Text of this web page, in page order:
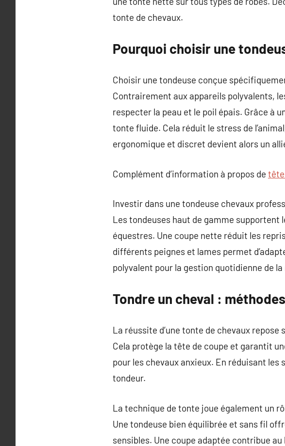
tonte de chevaux.
Pourquoi choisir une
Choisir une tondeuse conçue
Contrairement aux appareils polyvalents,
respecter la peau et le poil épais. Grâce à
tonte fluide. Cela réduit le stress de
ergonomique et discret devient alors un
Complément d’information à propos de tête
Investir dans une tondeuse chevaux
Les tondeuses haut de gamme
équestres. Une coupe nette réduit les
différents peignes et lames permet
polyvalent pour la gestion quotidienne de la
Tondre un cheval :
La réussite d’une tonte de chevaux
Cela protège la tête de coupe et garantit
pour les chevaux anxieux. En réduisant
tondeur.
La technique de tonte joue également un
Une tondeuse bien équilibrée et sans fil
sensibles. Une coupe adaptée contribue